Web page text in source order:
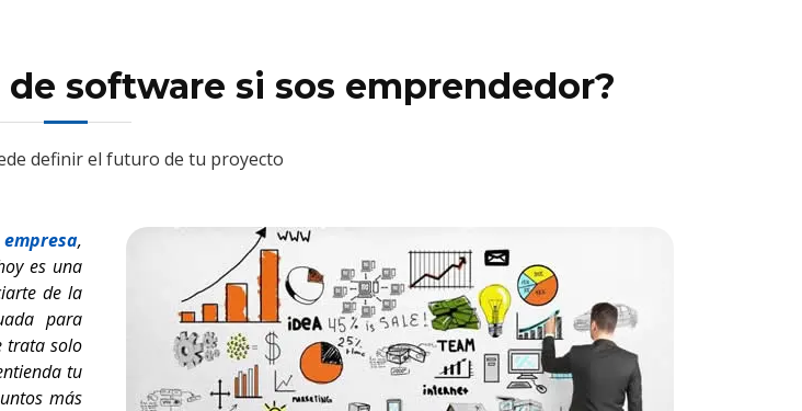
software si sos emprendedor?
definir el futuro de tu proyecto
,
es una
de la
para
trata solo
tu
más